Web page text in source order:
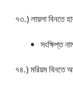
৭৩.) লায়লা বিনতে
সংক্ষিপ্ত
৭৪.) মরিয়ম বিনতে